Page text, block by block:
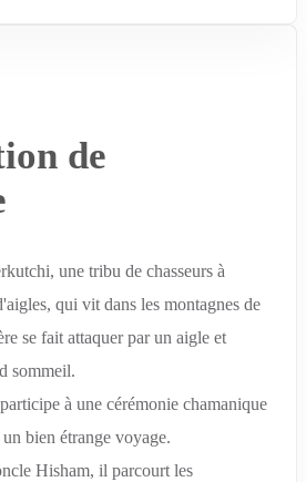
de
une tribu de chasseurs à
qui vit dans les montagnes de
se fait attaquer par un aigle et
sommeil.
à une cérémonie chamanique
bien étrange voyage.
Hisham, il parcourt les